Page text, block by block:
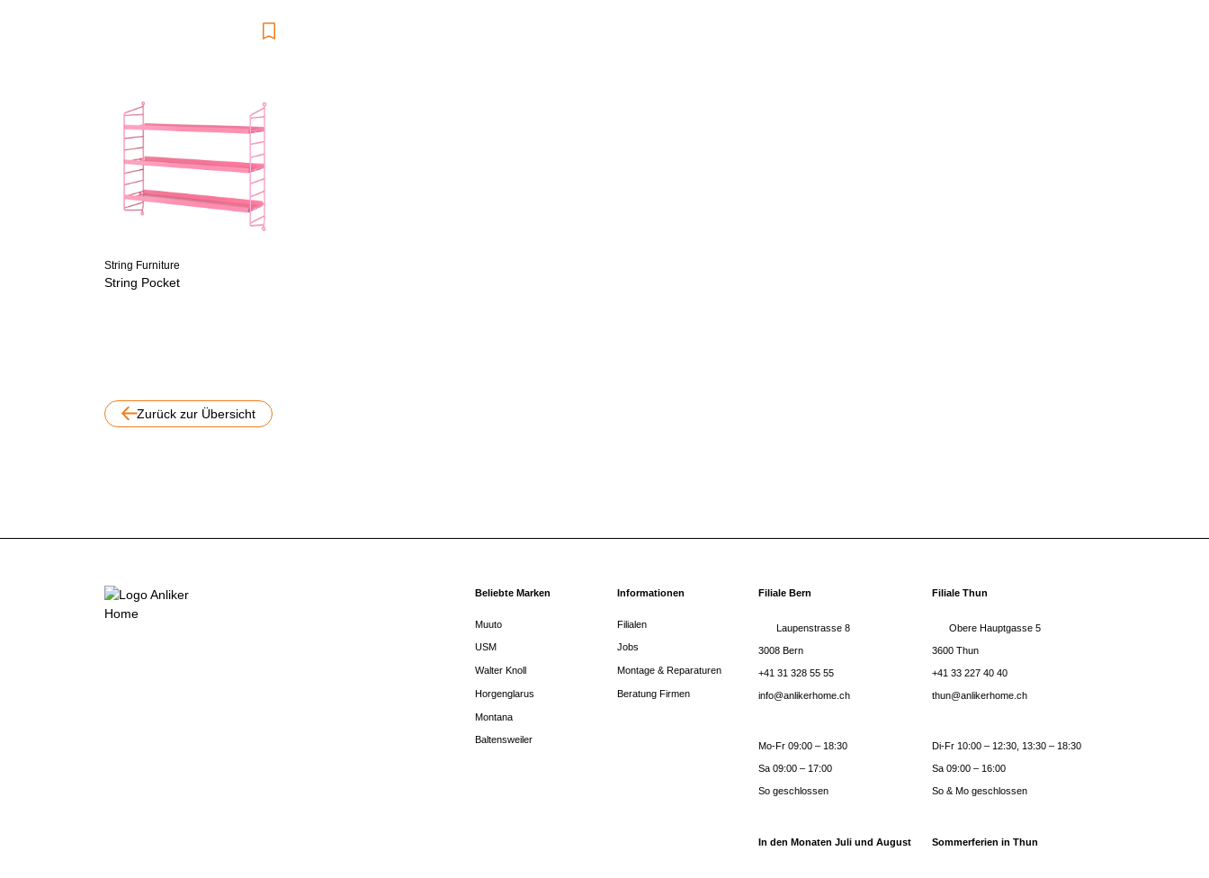
String Furniture
String Pocket
Zurück zur Übersicht
Beliebte Marken
Muuto
USM
Walter Knoll
Horgenglarus
Montana
Baltensweiler
Informationen
Filialen
Jobs
Montage & Reparaturen
Beratung Firmen
Filiale Bern
Laupenstrasse 8
3008 Bern
+41 31 328 55 55
info@anlikerhome.ch
Mo-Fr 09:00 – 18:30
Sa 09:00 – 17:00
So geschlossen
In den Monaten Juli und August
Filiale Thun
Obere Hauptgasse 5
3600 Thun
+41 33 227 40 40
thun@anlikerhome.ch
Di-Fr 10:00 – 12:30, 13:30 – 18:30
Sa 09:00 – 16:00
So & Mo geschlossen
Sommerferien in Thun